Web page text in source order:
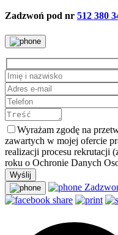
Zadzwoń pod nr 512 380
Wyrażam zgodę na
zawartych w mojej ofercie
realizacji procesu rekrutacji
roku o Ochronie Danych